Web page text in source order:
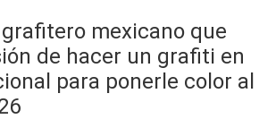
mexicano que
de hacer un grafiti en
para ponerle color al